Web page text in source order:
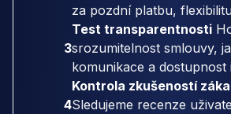
za pozdní platbu,
3
Test transparentnosti
srozumitelnost smlouvy,
komunikace a
4
Kontrola zkušeností
Sledujeme recenze